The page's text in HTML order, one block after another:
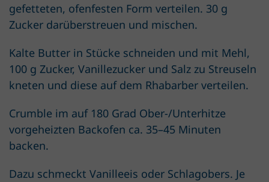
gefetteten, ofenfesten Form verteilen. 30 g
Zucker darüberstreuen und mischen.
Kalte Butter in Stücke schneiden und mit Mehl,
100 g Zucker, Vanillezucker und Salz zu Streuseln
kneten und diese auf dem Rhabarber verteilen.
Crumble im auf 180 Grad Ober-/Unterhitze
vorgeheizten Backofen ca. 35–45 Minuten
backen.
Dazu schmeckt Vanilleeis oder Schlagobers. Je